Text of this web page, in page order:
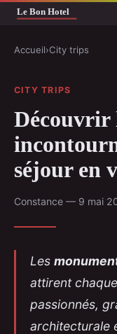
Accueil›City trips
CITY TRIPS
Découvrir
séjour en
Constance — 9 mai
Les
attirent
passionnés,
architecturale